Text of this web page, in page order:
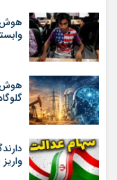
هوش
هوش